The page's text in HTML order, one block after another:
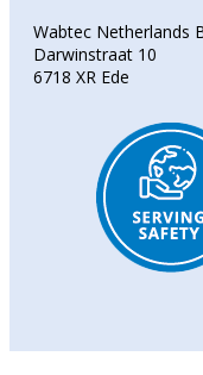
Wabtec Netherlands
Darwinstraat 10
6718 XR Ede